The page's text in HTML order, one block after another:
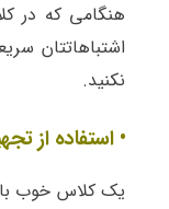
هنگامی که در
اشتباهاتتان
نکنید.
• استفاده از
یک کلاس خوب